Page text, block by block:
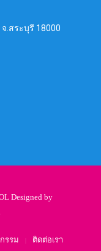
.สระบุรี 18000
Designed by
.
รรม ติดต่อเรา